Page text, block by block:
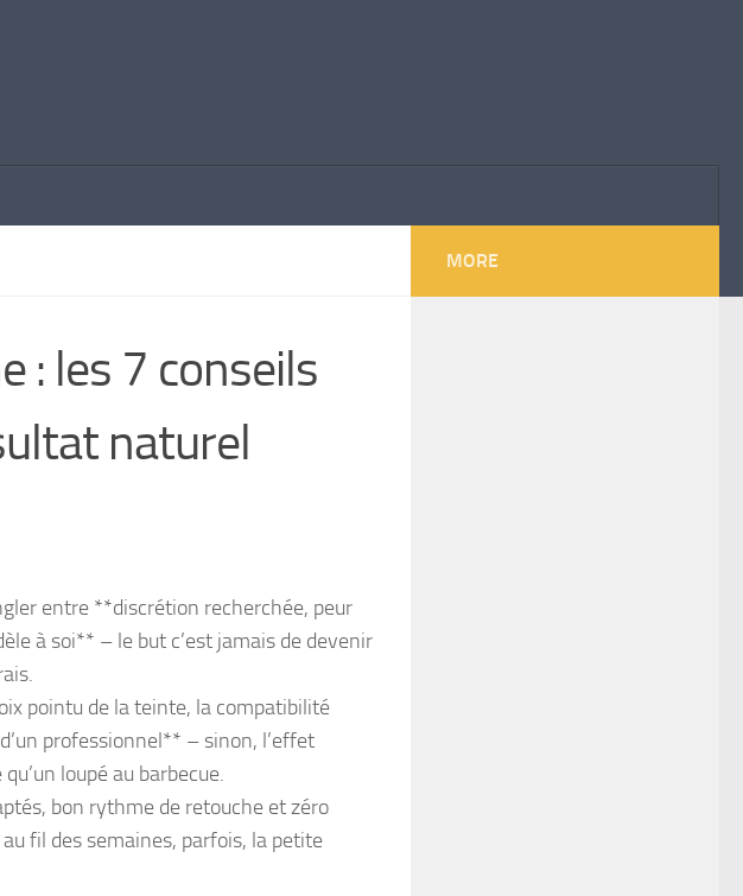
: les 7 conseils
naturel
entre **discrétion recherchée, peur
à soi** – le but c’est jamais de devenir
pointu de la teinte, la compatibilité
professionnel** – sinon, l’effet
loupé au barbecue.
bon rythme de retouche et zéro
fil des semaines, parfois, la petite
MORE